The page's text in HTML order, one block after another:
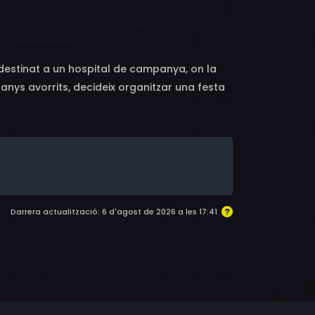
Marilyn Hanold, Mary LaRoche, Mary Tyler
Crockett, Kort Falkenberg, Ron Gans,
Iragui, Roy Jenson, Betsy Jones-
Patricia Morán, Dale Musselman, Bek
Reichow, Robert C. Ross, Eddie Ryder,
a un hospital de campanya, on la
avorrits, decideix organitzar una festa
i soldats estan prohibides i el capità és
Darrera actualització: 6 d'agost de 2026 a les 17:41